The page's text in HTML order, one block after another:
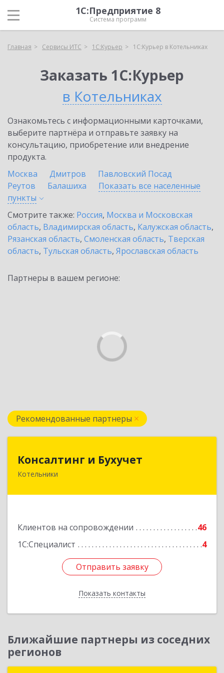
1С:Предприятие 8
Система программ
Главная Сервисы ИТС 1С:Курьер 1С:Курьер в Котельниках
Заказать 1С:Курьер
в Котельниках
Ознакомьтесь с информационными карточками,
выберите партнёра и отправьте заявку на
консультацию, приобретение или внедрение
продукта.
Москва
Дмитров
Павловский Посад
Реутов
Балашиха
Показать все населенные
пункты
Смотрите также: Россия, Москва и Московская
область, Владимирская область, Калужская область,
Рязанская область, Смоленская область, Тверская
область, Тульская область, Ярославская область
Партнеры в вашем регионе:
Рекомендованные партнеры
Консалтинг и Бухучет
Котельники
Клиентов на сопровождении
46
1С:Специалист
4
Отправить заявку
Показать контакты
140054, Московская обл, Котельники г,
Отправить заявку
Назад
Ближайшие партнеры из соседних
регионов